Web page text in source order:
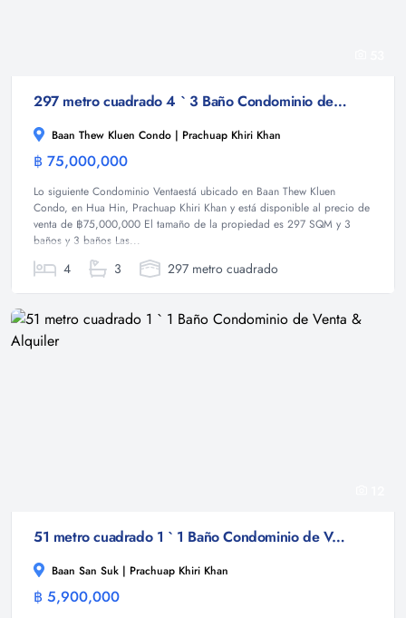
297 metro cuadrado 4 ` 3 Baño Condominio de Venta
Baan Thew Kluen Condo | Prachuap Khiri Khan
฿ 75,000,000
Lo siguiente Condominio Ventaestá ubicado en Baan Thew Kluen
Condo, en Hua Hin, Prachuap Khiri Khan y está disponible al precio de
venta de ฿75,000,000 El tamaño de la propiedad es 297 SQM y 3
baños y 3 baños Las...
4 3 297 metro cuadrado
51 metro cuadrado 1 ` 1 Baño Condominio de Venta & Alquiler
Baan San Suk | Prachuap Khiri Khan
฿ 5,900,000